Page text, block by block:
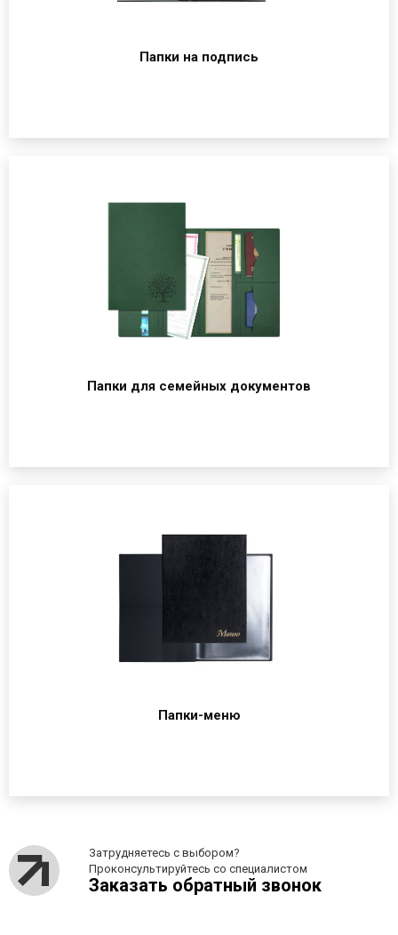
Папки на подпись
Папки для семейных документов
Папки-меню
Затрудняетесь с выбором?
Проконсультируйтесь со специалистом
Заказать обратный звонок